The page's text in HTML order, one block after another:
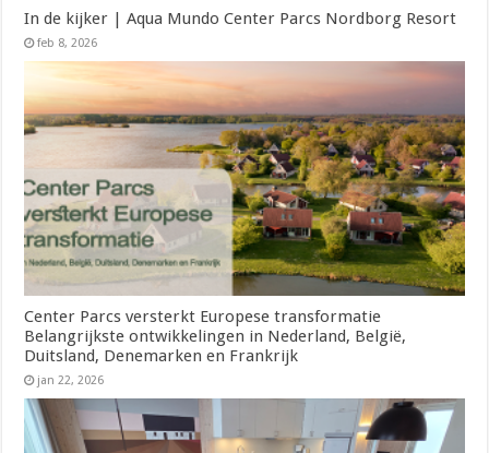
In de kijker | Aqua Mundo Center Parcs Nordborg Resort
feb 8, 2026
Center Parcs versterkt Europese transformatie
Belangrijkste ontwikkelingen in Nederland, België,
Duitsland, Denemarken en Frankrijk
jan 22, 2026